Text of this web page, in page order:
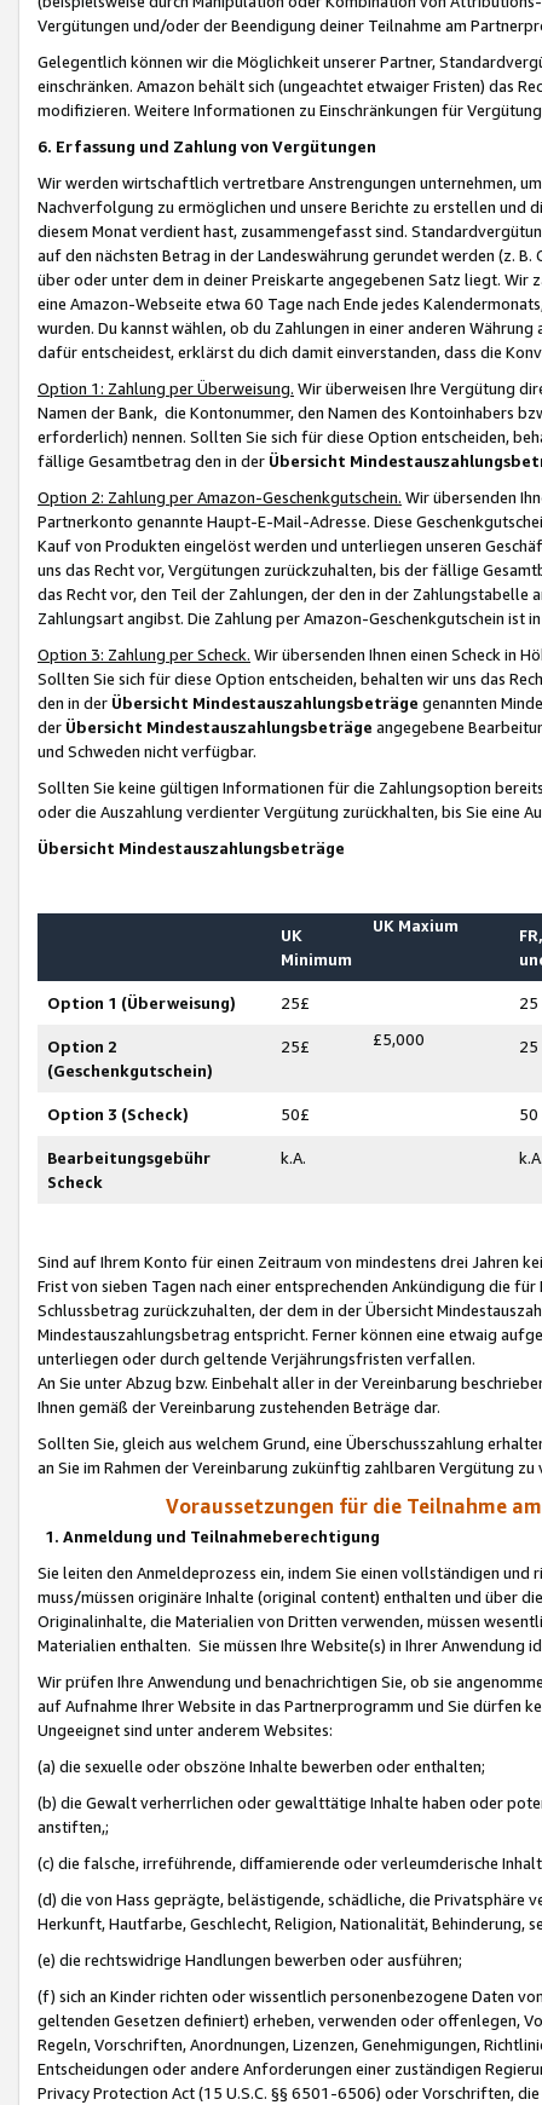
Vergütungen und/oder der Beendigung deiner Teilnahme am
Gelegentlich können wir die Möglichkeit unserer Partner,
einschränken. Amazon behält sich (ungeachtet etwaiger Fristen) das
modifizieren. Weitere Informationen zu Einschränkungen für
6. Erfassung und Zahlung von Vergütungen
Wir werden wirtschaftlich vertretbare Anstrengungen unternehmen,
Nachverfolgung zu ermöglichen und unsere Berichte zu erstellen und
diesem Monat verdient hast, zusammengefasst sind.
auf den nächsten Betrag in der Landeswährung gerundet werden (z.
über oder unter dem in deiner Preiskarte angegebenen Satz liegt.
eine Amazon-Webseite etwa 60 Tage nach Ende jedes
wurden. Du kannst wählen, ob du Zahlungen in einer anderen
dafür entscheidest, erklärst du dich damit einverstanden, dass die
Option 1: Zahlung per Überweisung. Wir überweisen Ihre Vergütung
Namen der Bank, die Kontonummer, den Namen des Kontoinhabers
erforderlich) nennen. Sollten Sie sich für diese Option entscheiden,
fällige Gesamtbetrag den in der Übersicht
Option 2: Zahlung per Amazon-Geschenkgutschein. Wir übersenden
Partnerkonto genannte Haupt-E-Mail-Adresse. Diese
Kauf von Produkten eingelöst werden und unterliegen unseren
uns das Recht vor, Vergütungen zurückzuhalten, bis der fällige
das Recht vor, den Teil der Zahlungen, der den in der
Zahlungsart angibst. Die Zahlung per Amazon-Geschenkgutschein ist
Option 3: Zahlung per Scheck. Wir übersenden Ihnen einen Scheck in
Sollten Sie sich für diese Option entscheiden, behalten wir uns das
den in der Übersicht Mindestauszahlungsbeträge genannten
der Übersicht Mindestauszahlungsbeträge angegebene
und Schweden nicht verfügbar.
Sollten Sie keine gültigen Informationen für die Zahlungsoption
oder die Auszahlung verdienter Vergütung zurückhalten, bis Sie
Übersicht Mindestauszahlungsbeträge
UK
Minimum
UK Maxium
Option 1 (Überweisung) 25£ 25
Option 2
(Geschenkgutschein)
25£ £5,000 25
Option 3 (Scheck) 50£ 50
Bearbeitungsgebühr
Scheck
k.A.
Sind auf Ihrem Konto für einen Zeitraum von mindestens drei Jahren
Frist von sieben Tagen nach einer entsprechenden Ankündigung die
Schlussbetrag zurückzuhalten, der dem in der Übersicht
Mindestauszahlungsbetrag entspricht. Ferner können eine etwaig
unterliegen oder durch geltende Verjährungsfristen verfallen.
An Sie unter Abzug bzw. Einbehalt aller in der Vereinbarung
Ihnen gemäß der Vereinbarung zustehenden Beträge dar.
Sollten Sie, gleich aus welchem Grund, eine Überschusszahlung
an Sie im Rahmen der Vereinbarung zukünftig zahlbaren Vergütung zu
Voraussetzungen für die Teilnahme
1. Anmeldung und Teilnahmeberechtigung
Sie leiten den Anmeldeprozess ein, indem Sie einen vollständigen
muss/müssen originäre Inhalte (original content) enthalten und über
Originalinhalte, die Materialien von Dritten verwenden, müssen
Materialien enthalten. Sie müssen Ihre Website(s) in Ihrer Anwendung
Wir prüfen Ihre Anwendung und benachrichtigen Sie, ob sie
auf Aufnahme Ihrer Website in das Partnerprogramm und Sie dürfen
Ungeeignet sind unter anderem Websites:
(a) die sexuelle oder obszöne Inhalte bewerben oder enthalten;
(b) die Gewalt verherrlichen oder gewalttätige Inhalte haben oder
anstiften,;
(c) die falsche, irreführende, diffamierende oder verleumderische
(d) die von Hass geprägte, belästigende, schädliche, die Privatsphäre
Herkunft, Hautfarbe, Geschlecht, Religion, Nationalität, Behinderung,
(e) die rechtswidrige Handlungen bewerben oder ausführen;
(f) sich an Kinder richten oder wissentlich personenbezogene Daten
geltenden Gesetzen definiert) erheben, verwenden oder offenlegen,
Regeln, Vorschriften, Anordnungen, Lizenzen, Genehmigungen,
Entscheidungen oder andere Anforderungen einer zuständigen
Privacy Protection Act (15 U.S.C. §§ 6501-6506) oder Vorschriften,